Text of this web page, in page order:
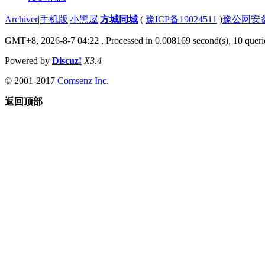
Archiver|手机版|小黑屋|方城同城 ( 豫ICP备19024511 )豫公网安
GMT+8, 2026-8-7 04:22 , Processed in 0.008169 second(s), 10
Powered by Discuz! X3.4
© 2001-2017 Comsenz Inc.
返回顶部